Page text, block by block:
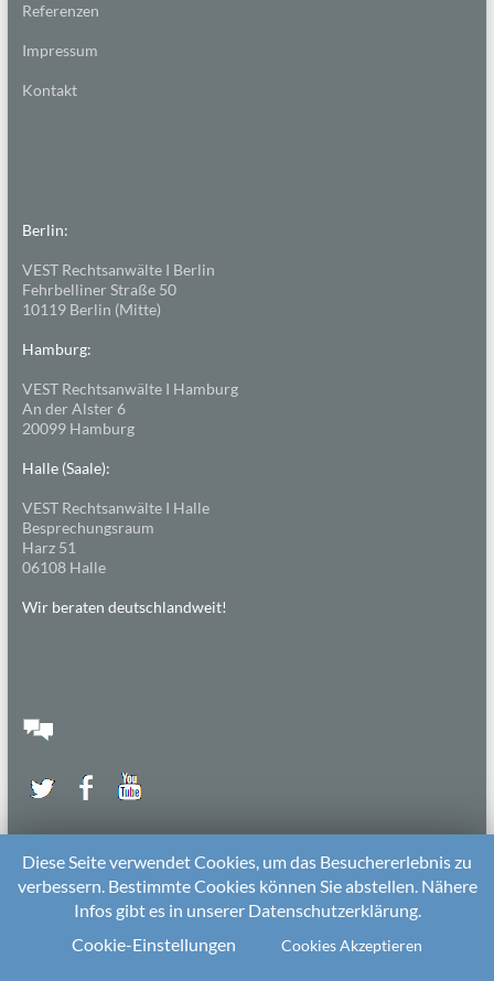
Referenzen
Impressum
Kontakt
Berlin:
VEST Rechtsanwälte I Berlin
Fehrbelliner Straße 50
10119 Berlin (Mitte)
Hamburg:
VEST Rechtsanwälte I Hamburg
An der Alster 6
20099 Hamburg
Halle (Saale):
VEST Rechtsanwälte I Halle
Besprechungsraum
Harz 51
06108 Halle
Wir beraten deutschlandweit!
2026 beiDie KitarechtlerUnterstützt von:WordPress. Theme: Spacious von
ThemeGrill
Diese Seite verwendet Cookies, um das Besuchererlebnis zu
verbessern. Bestimmte Cookies können Sie abstellen. Nähere
Infos gibt es in unserer Datenschutzerklärung.
Cookie-Einstellungen
Cookies Akzeptieren